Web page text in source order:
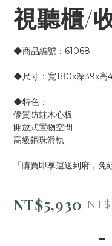
視聽櫃/
◆商品編號：61068
◆尺寸：寬180x深39x高
◆特色：
優質防蛀木心板
開放式置物空間
高級鋼珠滑軌
「購買即享運送到府，免
NT$5,930